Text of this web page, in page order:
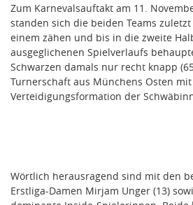
Zum Karnevalsauftakt am 11.
standen sich die beiden Teams
einem zähen und bis in die zweite
ausgeglichenen Spielverlaufs
Schwarzen damals nur recht knapp
Turnerschaft aus Münchens Osten
Verteidigungsformation der
Wörtlich herausragend sind mit den
Erstliga-Damen Mirjam Unger (13)